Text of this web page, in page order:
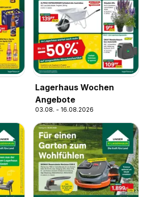
Lagerhaus Wochen
Angebote
03.08. - 16.08.2026